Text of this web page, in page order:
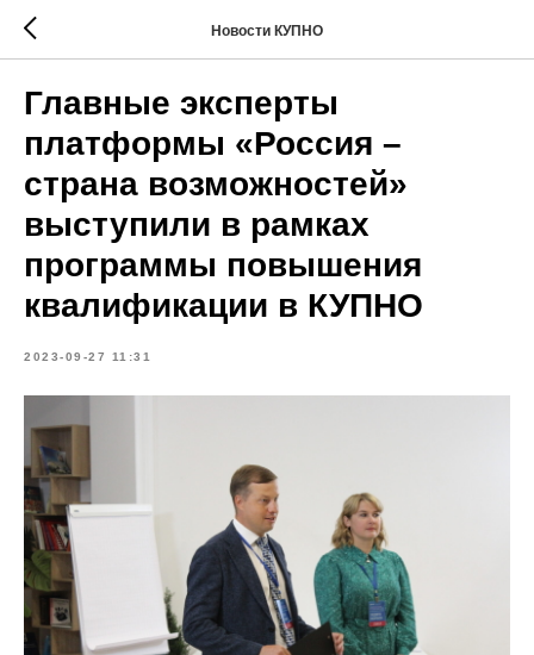
Новости КУПНО
Главные эксперты
платформы «Россия –
страна возможностей»
выступили в рамках
программы повышения
квалификации в КУПНО
2023-09-27 11:31